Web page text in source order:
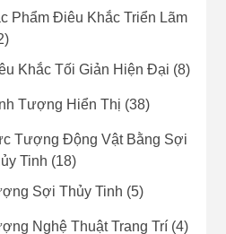
Phẩm Điêu Khắc Triển Lãm
Khắc Tối Giản Hiện Đại (8)
Tượng Hiển Thị (38)
Tượng Động Vật Bằng Sợi
Tinh (18)
Sợi Thủy Tinh (5)
Nghệ Thuật Trang Trí (4)